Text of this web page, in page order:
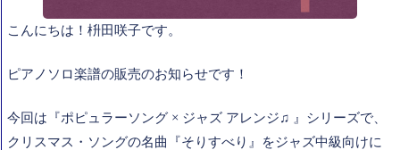
こんにちは！枡田咲子です。
ピアノソロ楽譜の販売のお知らせです！
今回は『ポピュラーソング × ジャズ アレンジ♫ 』シリーズで、
クリスマス・ソングの名曲『そりすべり』をジャズ中級向けに